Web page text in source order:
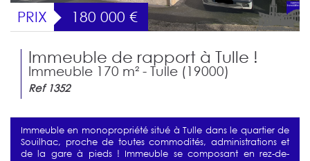
PRIX 180 000 €
Immeuble de rapport à Tulle !
Immeuble 170 m² - Tulle (19000)
Ref 1352
Immeuble en monopropriété situé à Tulle dans le quartier de
Souilhac, proche de toutes commodités, administrations et
de la gare à pieds ! Immeuble se composant en rez-de-